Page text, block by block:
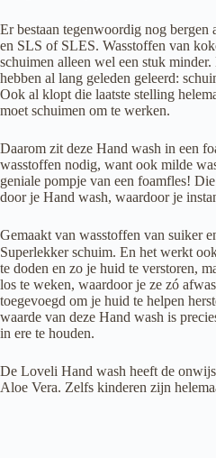
Er bestaan tegenwoordig nog bergen
en SLS of SLES. Wasstoffen van
schuimen alleen wel een stuk
hebben al lang geleden geleerd:
Ook al klopt die laatste stelling
moet schuimen om te werken.
Daarom zit deze Hand wash in een
wasstoffen nodig, want ook milde
geniale pompje van een foamfles!
door je Hand wash, waardoor je
Gemaakt van wasstoffen van suiker
Superlekker schuim. En het werkt
te doden en zo je huid te verstoren,
los te weken, waardoor je ze zó
toegevoegd om je huid te helpen
waarde van deze Hand wash is
in ere te houden.
De Loveli Hand wash heeft de
Aloe Vera. Zelfs kinderen zijn